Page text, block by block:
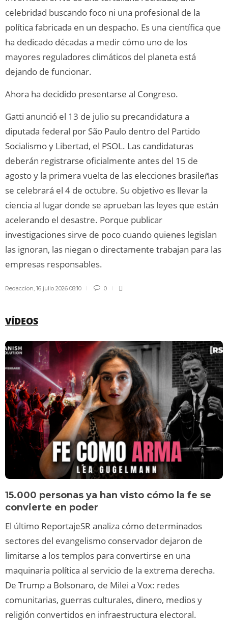
celebridad buscando foco ni una profesional de la
política fabricada en un despacho. Es una científica que
ha dedicado décadas a medir cómo uno de los
mayores reguladores climáticos del planeta está
dejando de funcionar.
Ahora ha decidido presentarse al Congreso.
Gatti anunció el 13 de julio su precandidatura a
diputada federal por São Paulo dentro del Partido
Socialismo y Libertad, el PSOL. Las candidaturas
deberán registrarse oficialmente antes del 15 de
agosto y la primera vuelta de las elecciones brasileñas
se celebrará el 4 de octubre. Su objetivo es llevar la
ciencia al lugar donde se aprueban las leyes que están
acelerando el desastre. Porque publicar
investigaciones sirve de poco cuando quienes legislan
las ignoran, las niegan o directamente trabajan para las
empresas responsables.
Redaccion, 16 julio 2026 08:10 0
VÍDEOS
15.000 personas ya han visto cómo la fe se
convierte en poder
El último ReportajeSR analiza cómo determinados
sectores del evangelismo conservador dejaron de
limitarse a los templos para convertirse en una
maquinaria política al servicio de la extrema derecha.
De Trump a Bolsonaro, de Milei a Vox: redes
comunitarias, guerras culturales, dinero, medios y
religión convertidos en infraestructura electoral.